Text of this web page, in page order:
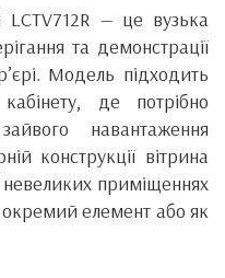
— це вузька
та демонстрації
Модель підходить
де потрібно
навантаження
конструкції вітрина
невеликих приміщеннях
елемент або як